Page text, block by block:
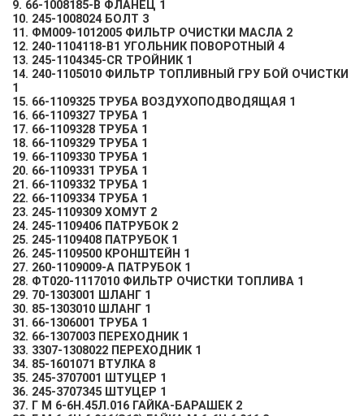
9. 66-1008185-В ФЛАНЕЦ 1
10. 245-1008024 БОЛТ 3
11. ФМ009-1012005 ФИЛЬТР ОЧИСТКИ МАСЛА 2
12. 240-1104118-В1 УГОЛЬНИК ПОВОРОТНЫЙ 4
13. 245-1104345-СR ТРОЙНИК 1
14. 240-1105010 ФИЛЬТР ТОПЛИВНЫЙ ГРУ БОЙ ОЧИСТКИ
1
15. 66-1109325 ТРУБА ВОЗДУХОПОДВОДЯЩАЯ 1
16. 66-1109327 ТРУБА 1
17. 66-1109328 ТРУБА 1
18. 66-1109329 ТРУБА 1
19. 66-1109330 ТРУБА 1
20. 66-1109331 ТРУБА 1
21. 66-1109332 ТРУБА 1
22. 66-1109334 ТРУБА 1
23. 245-1109309 ХОМУТ 2
24. 245-1109406 ПАТРУБОК 2
25. 245-1109408 ПАТРУБОК 1
26. 245-1109500 КРОНШТЕЙН 1
27. 260-1109009-А ПАТРУБОК 1
28. ФТ020-1117010 ФИЛЬТР ОЧИСТКИ ТОПЛИВА 1
29. 70-1303001 ШЛАНГ 1
30. 85-1303010 ШЛАНГ 1
31. 66-1306001 ТРУБА 1
32. 66-1307003 ПЕРЕХОДНИК 1
33. 3307-1308022 ПЕРЕХОДНИК 1
34. 85-1601071 ВТУЛКА 8
35. 245-3707001 ШТУЦЕР 1
36. 245-3707345 ШТУЦЕР 1
37. Г М 6-6Н.45Л.016 ГАЙКА-БАРАШЕК 2